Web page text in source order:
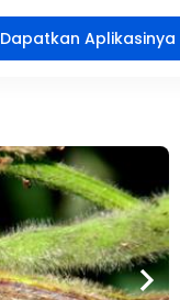
Dapatkan Aplikasinya